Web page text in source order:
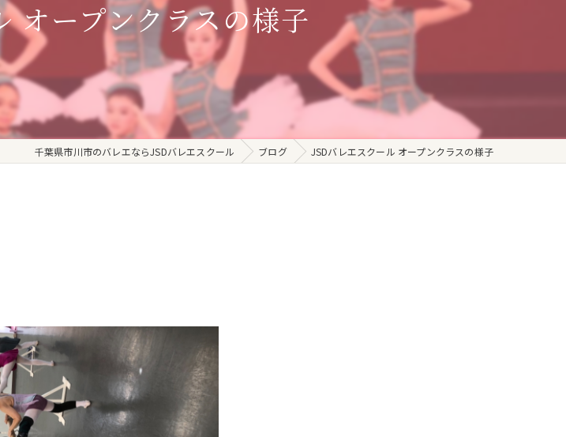
高校生
大人
オープンクラスの様子
千葉県市川市のバレエならJSDバレエスクール ブログ JSDバレエスクール オープンクラスの様子